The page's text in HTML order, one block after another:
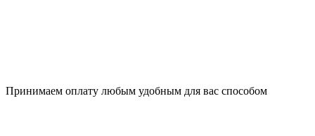
Принимаем оплату любым удобным для вас способом